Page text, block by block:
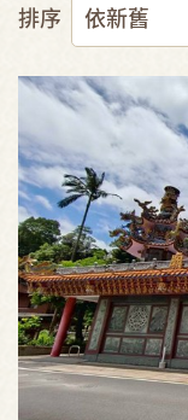
排序